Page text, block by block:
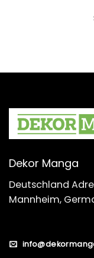
Dekor Manga
Deutschland
Mannheim,